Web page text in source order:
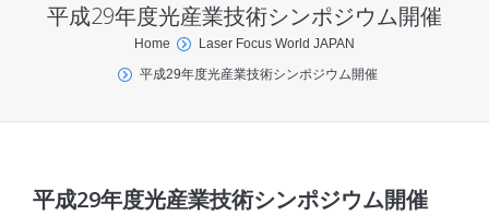
ピックアップ
光基礎・光源
平成29年度光産業技術シンポジウム開催
You are here:Home
Laser Focus World JAPAN
平成29年度光産業技術シンポジウム開催
平成29年度光産業技術シンポジウム開催